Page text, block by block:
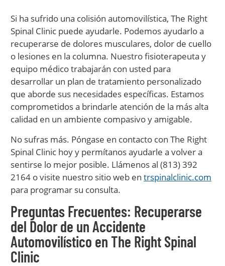
Si ha sufrido una colisión automovilística, The Right
Spinal Clinic puede ayudarle. Podemos ayudarlo a
recuperarse de dolores musculares, dolor de cuello
o lesiones en la columna. Nuestro fisioterapeuta y
equipo médico trabajarán con usted para
desarrollar un plan de tratamiento personalizado
que aborde sus necesidades específicas. Estamos
comprometidos a brindarle atención de la más alta
calidad en un ambiente compasivo y amigable.
No sufras más. Póngase en contacto con The Right
Spinal Clinic hoy y permítanos ayudarle a volver a
sentirse lo mejor posible. Llámenos al (813) 392
2164 o visite nuestro sitio web en trspinalclinic.com
para programar su consulta.
Preguntas Frecuentes: Recuperarse
del Dolor de un Accidente
Automovilístico en The Right Spinal
Clinic